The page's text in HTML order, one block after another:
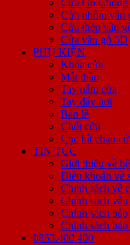
Cửa Gỗ
Cửa nhôm vân
Cửa thép vân
Cửa vân gỗ 5D
PHỤ KIỆN
Khóa cửa
Mắt thần
Tay nắm cửa
Tay đẩy hơi
Bản lề
Chốt cửa
Cục hít chặn
TIN TỨC
Giới thiệu về
Điều khoản về
Chính sách về
Chính sách
Chính sách bảo
Chính sách bảo
0853.400.400